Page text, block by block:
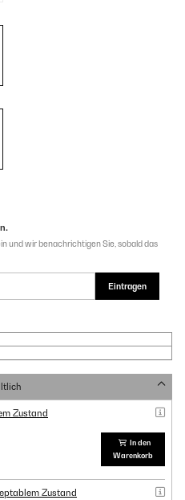
und wir benachrichtigen Sie, sobald das
Eintragen
Zustand
In den
Warenkorb
Zustand